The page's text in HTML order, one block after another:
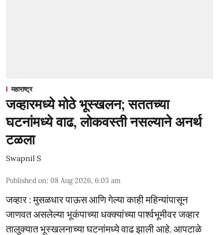
महाराष्ट्र
जव्हारमध्ये मोठे भूस्खलन; सततच्या
घटनांमध्ये वाढ, लोकवस्ती नसल्याने अनर्थ
टळला
Swapnil S
Published on: 08 Aug 2026, 6:03 am
जव्हार : मुसळधार पाऊस आणि गेल्या काही महिन्यांपासून
जाणवत असलेल्या भूकंपाच्या धक्क्यांच्या पार्श्वभूमीवर जव्हार
तालुक्यात भूस्खलनाच्या घटनांमध्ये वाढ झाली आहे. आपटाळे